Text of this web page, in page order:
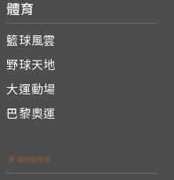
體育
籃球風雲
野球天地
大運動場
巴黎奧運